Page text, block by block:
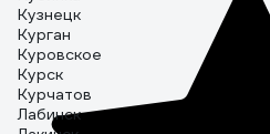
Кузнецк
Курган
Куровское
Курск
Курчатов
Лабинск